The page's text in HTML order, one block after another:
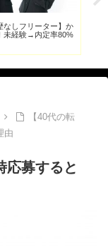
なしフリーター】か
未経験→内定率80%
【40代の転
由
応募すると